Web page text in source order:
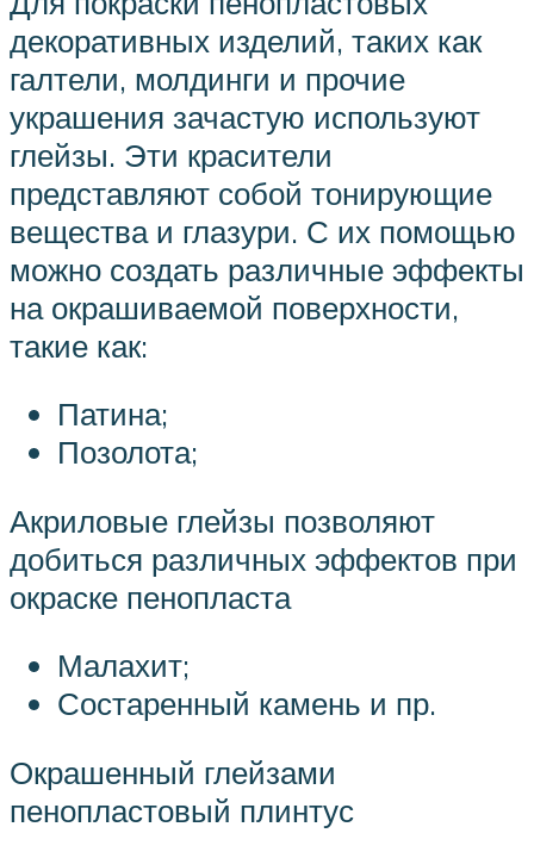
декоративных изделий, таких как
галтели, молдинги и прочие
украшения зачастую используют
глейзы. Эти красители
представляют собой тонирующие
вещества и глазури. С их помощью
можно создать различные эффекты
на окрашиваемой поверхности,
такие как:
Патина;
Позолота;
Акриловые глейзы позволяют
добиться различных эффектов при
окраске пенопласта
Малахит;
Состаренный камень и пр.
Окрашенный глейзами
пенопластовый плинтус